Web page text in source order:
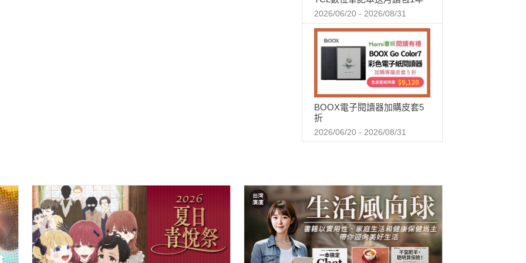
2026/06/20 - 2026/08/31
BOOX電子閱讀器加購皮套5
折
2026/06/20 - 2026/08/31